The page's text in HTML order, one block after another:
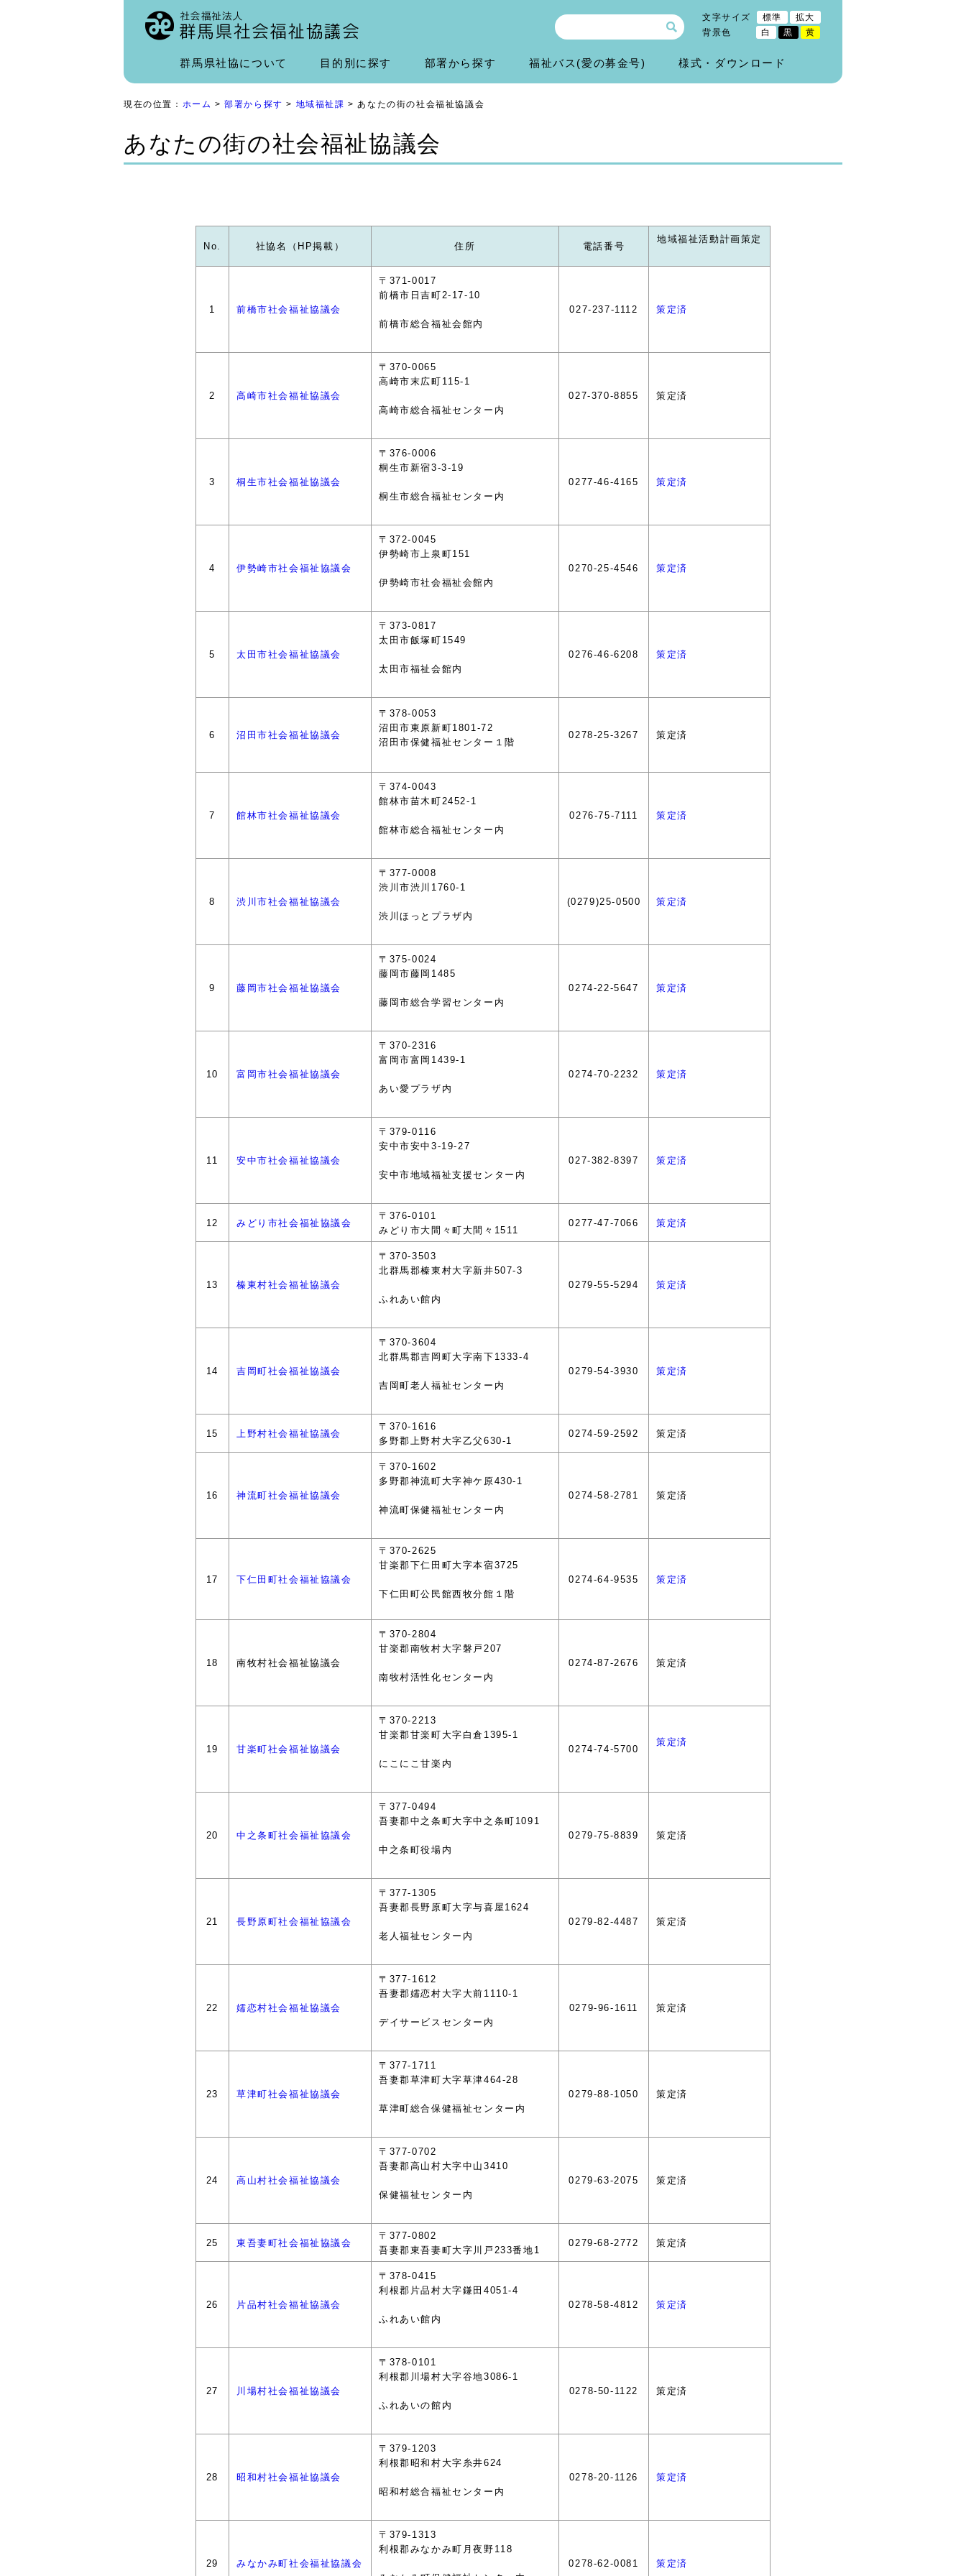
群馬県社協について 目的別に探す 部署から探す 福祉バス(愛の募金号) 様式・ダウンロード
文字サイズ 標準
拡大
背景色
白 黒 黄
現在の位置： ホーム >部署から探す > 地域福祉課 > あなたの街の社会福祉協議会
あなたの街の社会福祉協議会
No. 社協名（HP掲載） 住所 電話番号
地域福祉活動計画策定
1 前橋市社会福祉協議会
〒371-0017
前橋市日吉町2-17-10
前橋市総合福祉会館内
027-237-1112 策定済
2 高崎市社会福祉協議会
〒370-0065
高崎市末広町115-1
高崎市総合福祉センター内
027-370-8855 策定済
3 桐生市社会福祉協議会
〒376-0006
桐生市新宿3-3-19
桐生市総合福祉センター内
0277-46-4165 策定済
4 伊勢崎市社会福祉協議会
〒372-0045
伊勢崎市上泉町151
伊勢崎市社会福祉会館内
0270-25-4546 策定済
5 太田市社会福祉協議会
〒373-0817
太田市飯塚町1549
太田市福祉会館内
0276-46-6208 策定済
6 沼田市社会福祉協議会
〒378-0053
沼田市東原新町1801-72
沼田市保健福祉センター１階
0278-25-3267 策定済
7 館林市社会福祉協議会
〒374-0043
館林市苗木町2452-1
館林市総合福祉センター内
0276-75-7111 策定済
8 渋川市社会福祉協議会
〒377-0008
渋川市渋川1760-1
渋川ほっとプラザ内
(0279)25-0500 策定済
9 藤岡市社会福祉協議会
〒375-0024
藤岡市藤岡1485
藤岡市総合学習センター内
0274-22-5647 策定済
10 富岡市社会福祉協議会
〒370-2316
富岡市富岡1439-1
あい愛プラザ内
0274-70-2232 策定済
11 安中市社会福祉協議会
〒379-0116
安中市安中3-19-27
安中市地域福祉支援センター内
027-382-8397 策定済
12 みどり市社会福祉協議会
〒376-0101
みどり市大間々町大間々 1511
0277-47-7066 策定済
13 榛東村社会福祉協議会
〒370-3503
北群馬郡榛東村大字新井507-3
ふれあい館内
0279-55-5294 策定済
14 吉岡町社会福祉協議会
〒370-3604
北群馬郡吉岡町大字南下1333-4
吉岡町老人福祉センター内
0279-54-3930 策定済
15 上野村社会福祉協議会
〒370-1616
多野郡上野村大字乙父630-1
0274-59-2592 策定済
16 神流町社会福祉協議会
〒370-1602
多野郡神流町大字神ケ原430-1
神流町保健福祉センター内
0274-58-2781 策定済
17 下仁田町社会福祉協議会
〒370-2625
甘楽郡下仁田町大字本宿3725
下仁田町公民館西牧分館１階
0274-64-9535 策定済
18 南牧村社会福祉協議会
〒370-2804
甘楽郡南牧村大字磐戸207
南牧村活性化センター内
0274-87-2676 策定済
19 甘楽町社会福祉協議会
〒370-2213
甘楽郡甘楽町大字白倉1395-1
にこにこ甘楽内
0274-74-5700
策定済
20 中之条町社会福祉協議会
〒377-0494
吾妻郡中之条町大字中之条町1091
中之条町役場内
0279-75-8839 策定済
21 長野原町社会福祉協議会
〒377-1305
吾妻郡長野原町大字与喜屋1624
老人福祉センター内
0279-82-4487 策定済
22 嬬恋村社会福祉協議会
〒377-1612
吾妻郡嬬恋村大字大前1110-1
デイサービスセンター内
0279-96-1611 策定済
23 草津町社会福祉協議会
〒377-1711
吾妻郡草津町大字草津464-28
草津町総合保健福祉センター内
0279-88-1050 策定済
24 高山村社会福祉協議会
〒377-0702
吾妻郡高山村大字中山3410
保健福祉センター内
0279-63-2075 策定済
25 東吾妻町社会福祉協議会
〒377-0802
吾妻郡東吾妻町大字川戸233番地1
0279-68-2772 策定済
26 片品村社会福祉協議会
〒378-0415
利根郡片品村大字鎌田4051-4
ふれあい館内
0278-58-4812 策定済
27 川場村社会福祉協議会
〒378-0101
利根郡川場村大字谷地3086-1
ふれあいの館内
0278-50-1122 策定済
28 昭和村社会福祉協議会
〒379-1203
利根郡昭和村大字糸井624
昭和村総合福祉センター内
0278-20-1126 策定済
29 みなかみ町社会福祉協議会
〒379-1313
利根郡みなかみ町月夜野118
0278-62-0081 策定済